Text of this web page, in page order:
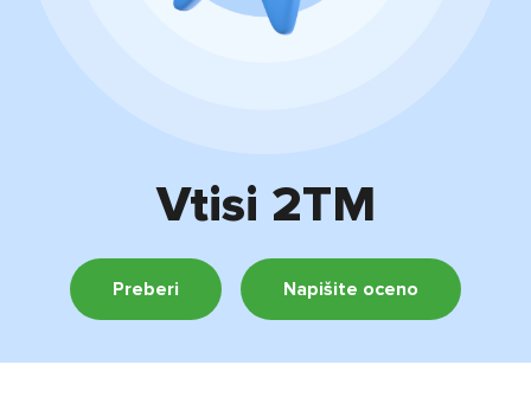
Vtisi 2ТМ
Preberi Napišite oceno